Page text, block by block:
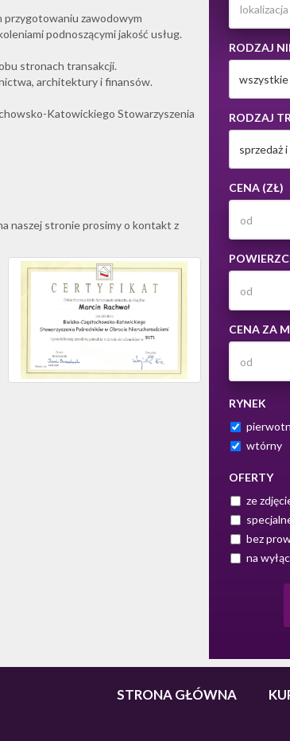
RODZAJ
RODZAJ
sprzedaż
CENA (ZŁ)
CENA ZA M
RYNEK
wtórny
OFERTY
ze
bez
na
przygotowaniu zawodowym
podnoszącymi jakość usług.
stronach transakcji.
architektury i finansów.
Katowickiego Stowarzyszenia
naszej stronie prosimy o kontakt z
STRONA GŁÓWNA